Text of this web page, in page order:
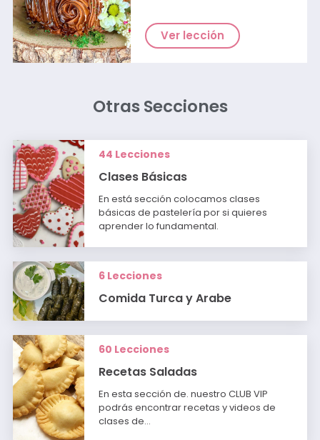
Ver lección
Otras Secciones
44 Lecciones
Clases Básicas
En está sección colocamos clases
básicas de pastelería por si quieres
aprender lo fundamental.
6 Lecciones
Comida Turca y Arabe
60 Lecciones
Recetas Saladas
En esta sección de. nuestro CLUB VIP
podrás encontrar recetas y videos de
clases de…